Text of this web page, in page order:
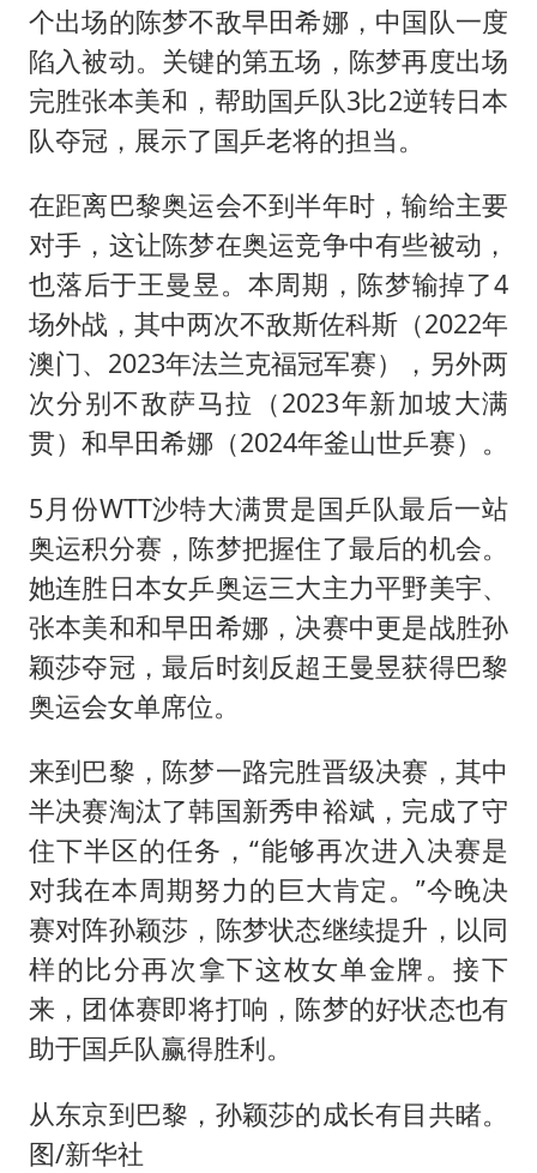
个出场的陈梦不敌早田希娜，中国队一度
陷入被动。关键的第五场，陈梦再度出场
完胜张本美和，帮助国乒队3比2逆转日本
队夺冠，展示了国乒老将的担当。
在距离巴黎奥运会不到半年时，输给主要
对手，这让陈梦在奥运竞争中有些被动，
也落后于王曼昱。本周期，陈梦输掉了4
场外战，其中两次不敌斯佐科斯（2022年
澳门、2023年法兰克福冠军赛），另外两
次分别不敌萨马拉（2023年新加坡大满
贯）和早田希娜（2024年釜山世乒赛）。
5月份WTT沙特大满贯是国乒队最后一站
奥运积分赛，陈梦把握住了最后的机会。
她连胜日本女乒奥运三大主力平野美宇、
张本美和和早田希娜，决赛中更是战胜孙
颖莎夺冠，最后时刻反超王曼昱获得巴黎
奥运会女单席位。
来到巴黎，陈梦一路完胜晋级决赛，其中
半决赛淘汰了韩国新秀申裕斌，完成了守
住下半区的任务，“能够再次进入决赛是
对我在本周期努力的巨大肯定。”今晚决
赛对阵孙颖莎，陈梦状态继续提升，以同
样的比分再次拿下这枚女单金牌。接下
来，团体赛即将打响，陈梦的好状态也有
助于国乒队赢得胜利。
从东京到巴黎，孙颖莎的成长有目共睹。
图/新华社